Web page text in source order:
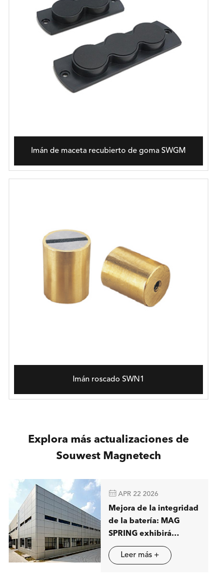
Imán de maceta recubierto de goma SWGM
Imán roscado SWN1
Explora más actualizaciones de
Souwest Magnetech
 APR 22 2026
Mejora de la integridad
de la batería: MAG
SPRING exhibirá
soluciones avanzadas
de separación
Leer más +